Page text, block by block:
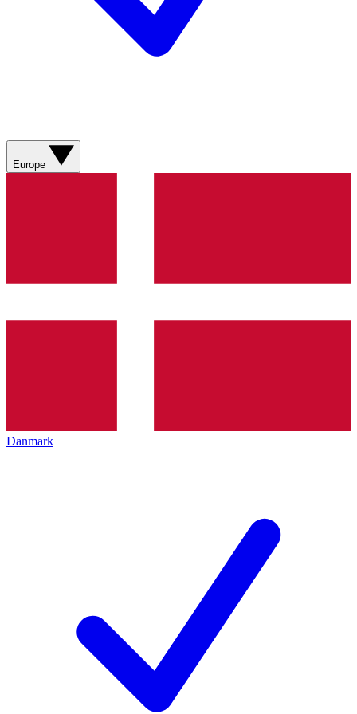
Europe
Danmark